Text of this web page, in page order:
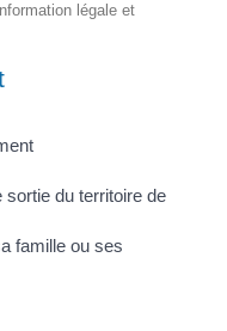
légale et
sortie du territoire de
famille ou ses